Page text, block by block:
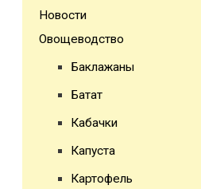
Новости
Овощеводство
Баклажаны
Батат
Кабачки
Капуста
Картофель